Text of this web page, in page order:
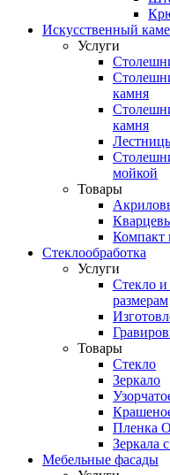
Искусственный
Услуги
камня
камня
мойкой
Товары
Компакт
Стеклообработка
Услуги
Стекло
размерам
Товары
Стекло
Зеркало
Пленка
Зеркала
Мебельные фасады